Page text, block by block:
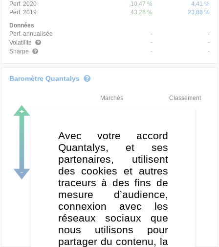
Perf. 2020
10,47 %
4,41 %
Perf. 2019
43,28 %
23,88 %
Données
Perf. annualisée
-
-
Volatilité
-
-
Sharpe
- -
Baromètre Quantalys
Marchés Classement
Neutre
Baissier
Très baissier
Avec votre accord
Quantalys, et ses
partenaires, utilisent
des cookies et autres
traceurs à des fins de
mesure d’audience,
connexion avec les
réseaux sociaux que
nous utilisons pour
partager du contenu, la